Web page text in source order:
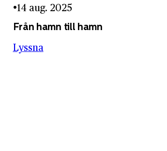
14 aug. 2025
Från hamn till hamn
Lyssna